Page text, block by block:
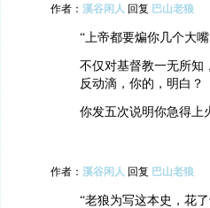
作者： 溪谷闲人 回复 巴山老狼
“上帝都要煸你几个大
不仅对基督教一无所知
反动滴，你的，明白？
你发五次说明你急得上
作者： 溪谷闲人 回复 巴山老狼
“老狼为写这本史，花